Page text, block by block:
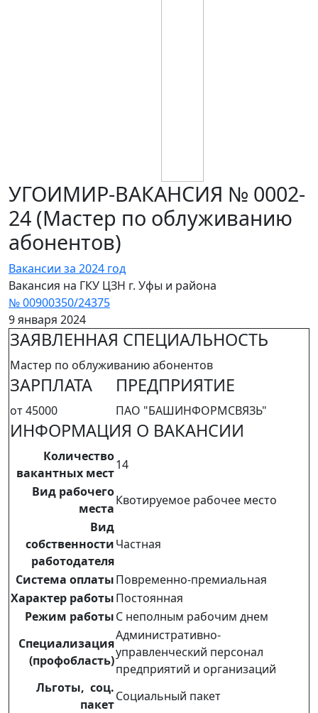
УГОИМИР-ВАКАНСИЯ № 0002-
24 (Мастер по облуживанию
абонентов)
Вакансии за 2024 год
Вакансия на ГКУ ЦЗН г. Уфы и района
№ 00900350/24375
9 января 2024
ЗАЯВЛЕННАЯ СПЕЦИАЛЬНОСТЬ
Мастер по облуживанию абонентов
ЗАРПЛАТА ПРЕДПРИЯТИЕ
от 45000 ПАО "БАШИНФОРМСВЯЗЬ"
ИНФОРМАЦИЯ О ВАКАНСИИ
Количество
вакантных мест
14
Вид рабочего
места
Квотируемое рабочее место
Вид
собственности
работодателя
Частная
Система оплатыПовременно-премиальная
Характер работыПостоянная
Режим работыС неполным рабочим днем
Специализация
(профобласть)
Административно-
управленческий персонал
предприятий и организаций
Льготы, соц.
пакет
Социальный пакет